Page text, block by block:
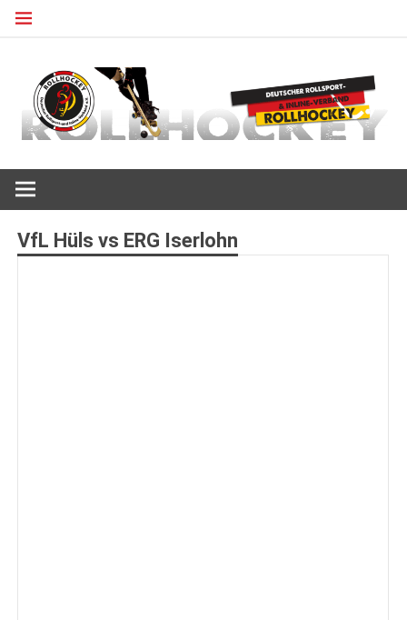
Zum
VfL Hüls vs ERG Iserlohn